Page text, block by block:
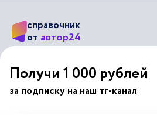
справочник
от автор24
Подписывайся на наши соц. сети
Получи 1 000 рублей
за подписку на наш тг-канал